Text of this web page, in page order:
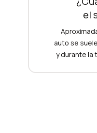
el
auto se
y durante la